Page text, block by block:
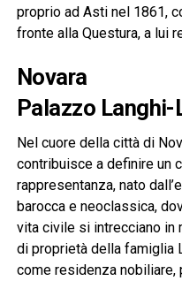
proprio ad Asti nel 1861,
fronte alla Questura, a lui
Novara
Palazzo Langhi-
Nel cuore della città di
contribuisce a definire un
rappresentanza, nato
barocca e neoclassica,
vita civile si intrecciano in
di proprietà della famiglia
come residenza